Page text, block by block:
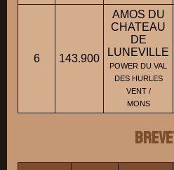
6 143.900
AMOS DU
CHATEAU
DE
LUNEVILLE
POWER DU VAL
DES HURLES
VENT /
MONS